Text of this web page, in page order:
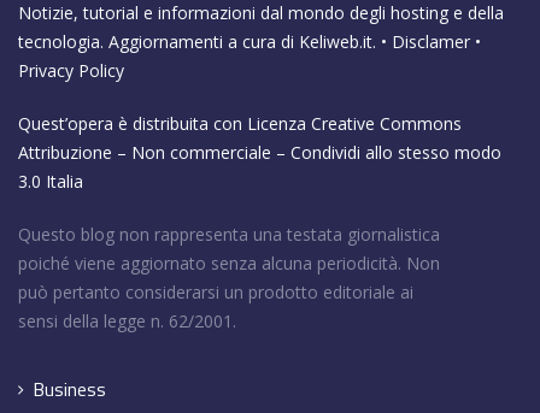
Notizie, tutorial e informazioni dal mondo degli hosting e della
tecnologia. Aggiornamenti a cura di Keliweb.it. • Disclamer •
Privacy Policy
Quest’opera è distribuita con Licenza Creative Commons
Attribuzione – Non commerciale – Condividi allo stesso modo
3.0 Italia
Questo blog non rappresenta una testata giornalistica
poiché viene aggiornato senza alcuna periodicità. Non
può pertanto considerarsi un prodotto editoriale ai
sensi della legge n. 62/2001.
Business